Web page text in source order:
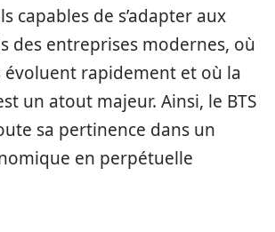
capables de s’adapter aux
des entreprises modernes, où
évoluent rapidement et où la
un atout majeur. Ainsi, le BTS
sa pertinence dans un
en perpétuelle